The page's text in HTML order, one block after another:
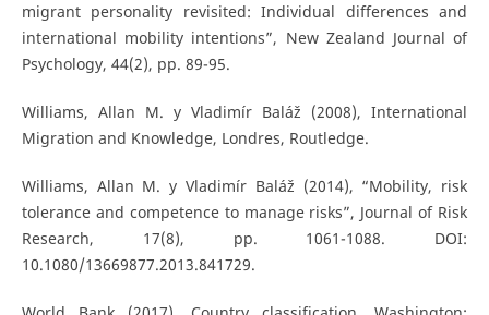
migrant personality revisited: Individual differences and
international mobility intentions”, New Zealand Journal of
Psychology, 44(2), pp. 89-95.
Williams, Allan M. y Vladimír Baláž (2008), International
Migration and Knowledge, Londres, Routledge.
Williams, Allan M. y Vladimír Baláž (2014), “Mobility, risk
tolerance and competence to manage risks”, Journal of Risk
Research, 17(8), pp. 1061-1088. DOI:
10.1080/13669877.2013.841729.